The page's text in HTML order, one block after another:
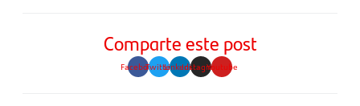
Comparte este post
FacebookTwitterLinkedinInstagramYoutube